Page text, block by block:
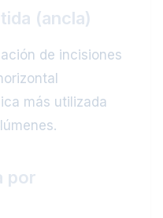
(ancla)
de incisiones
más utilizada
por